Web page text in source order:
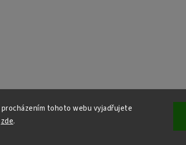
tohoto webu vyjadřujete
zde.